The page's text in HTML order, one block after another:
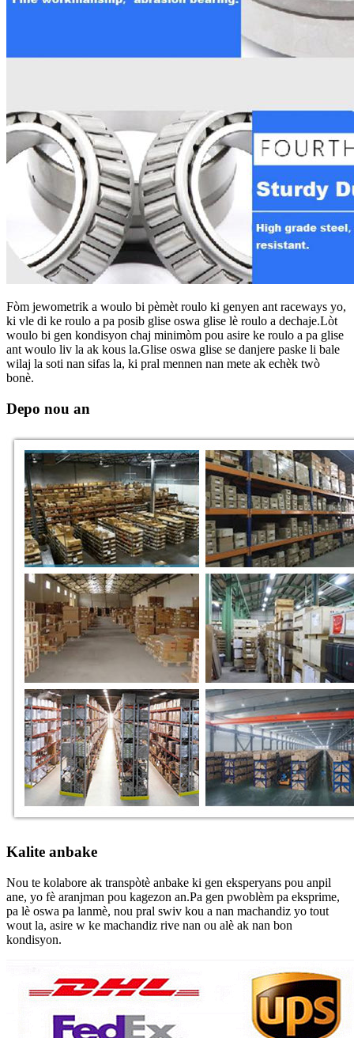
Fòm jewometrik a woulo bi pèmèt roulo ki genyen ant raceways yo,
ki vle di ke roulo a pa posib glise oswa glise lè roulo a dechaje.Lòt
woulo bi gen kondisyon chaj minimòm pou asire ke roulo a pa glise
ant woulo liv la ak kous la.Glise oswa glise se danjere paske li bale
wilaj la soti nan sifas la, ki pral mennen nan mete ak echèk twò
bonè.
Depo nou an
Kalite anbake
Nou te kolabore ak transpòtè anbake ki gen eksperyans pou anpil
ane, yo fè aranjman pou kagezon an.Pa gen pwoblèm pa eksprime,
pa lè oswa pa lanmè, nou pral swiv kou a nan machandiz yo tout
wout la, asire w ke machandiz rive nan ou alè ak nan bon
kondisyon.